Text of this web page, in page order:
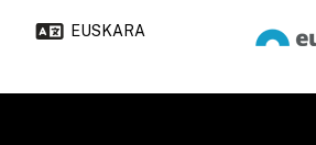
EUSKARA